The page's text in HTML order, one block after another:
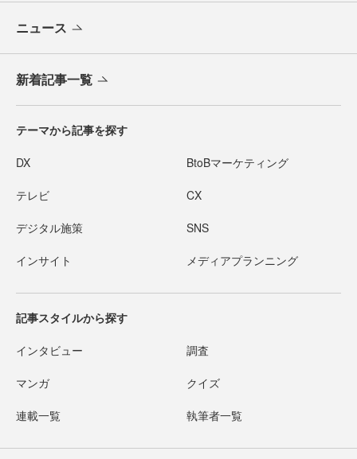
ニュース
新着記事一覧
テーマから記事を探す
DX BtoBマーケティング
テレビ CX
デジタル施策 SNS
インサイト メディアプランニング
記事スタイルから探す
インタビュー 調査
マンガ クイズ
連載一覧 執筆者一覧